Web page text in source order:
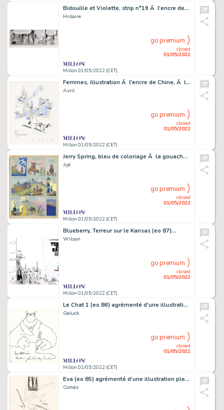
Bidouille et Violette, strip n°19 Ã l'encre de…
Hislaire
Millon 01/05/2022 (CET)
closed
01/05/2022
go premium
Femmes, illustration Ã l'encre de Chine, Ã la…
Avril
Millon 01/05/2022 (CET)
closed
01/05/2022
go premium
Jerry Spring, bleu de coloriage Ã la gouache…
Jijé
Millon 01/05/2022 (CET)
closed
01/05/2022
go premium
Blueberry, Terreur sur le Kansas (eo 87)…
Wilson
Millon 01/05/2022 (CET)
closed
01/05/2022
go premium
Le Chat 1 (eo 86) agrémenté d'une illustration…
Geluck
Millon 01/05/2022 (CET)
closed
01/05/2022
go premium
Eva (eo 85) agrémenté d'une illustration pleine…
Comès